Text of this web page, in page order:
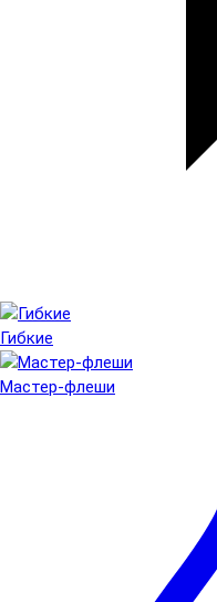
Гибкие
Мастер-флеши